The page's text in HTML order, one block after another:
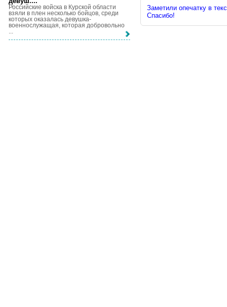
Заметили опечатку в
Спасибо!
Российские войска в Курской области
взяли в плен несколько бойцов, среди
которых оказалась девушка-
военнослужащая, которая добровольно
...